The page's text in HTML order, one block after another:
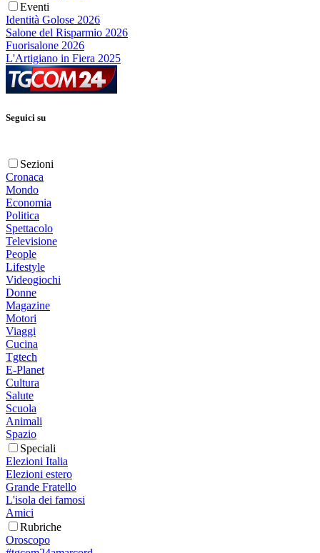
Eventi
Identità Golose 2026
Salone del Risparmio 2026
Fuorisalone 2026
L'Artigiano in Fiera 2025
Seguici su
Sezioni
Cronaca
Mondo
Economia
Politica
Spettacolo
Televisione
People
Lifestyle
Videogiochi
Donne
Magazine
Motori
Viaggi
Cucina
Tgtech
E-Planet
Cultura
Salute
Scuola
Animali
Spazio
Speciali
Elezioni Italia
Elezioni estero
Grande Fratello
L'isola dei famosi
Amici
Rubriche
Oroscopo